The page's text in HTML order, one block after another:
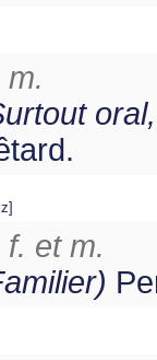
m.
f. et m.